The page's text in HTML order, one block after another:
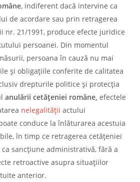
, indiferent dacă intervine ca
de acordare sau prin retragerea
nr. 21/1991, produce efecte juridice
persoanei. Din momentul
persoana în cauză nu mai
și obligațiile conferite de calitatea
drepturile politice și protecția
anulării cetățeniei române efectele
nelegalității actului
conduce la înlăturarea acestuia
în timp ce retragerea cetățeniei
sancțiune administrativă, fără a
retroactive asupra situațiilor
anterior.